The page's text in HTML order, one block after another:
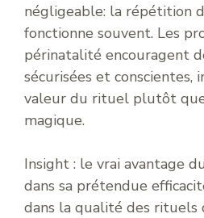
négligeable: la répétition
fonctionne souvent. Les
périnatalité encouragent
sécurisées et conscientes,
valeur du rituel plutôt
magique.
Insight : le vrai avantage
dans sa prétendue
dans la qualité des rituels